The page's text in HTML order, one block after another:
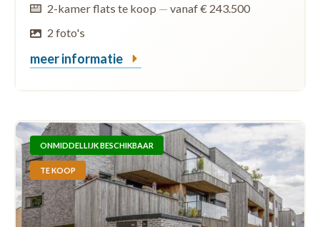
2-kamer flats te koop — vanaf € 243.500
2 foto's
meer informatie
ONMIDDELLIJK BESCHIKBAAR
TE KOOP